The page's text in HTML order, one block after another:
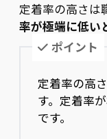
定着率の高さは
率が極端に低い
ポイント
定着率の高
す。定着率
です。